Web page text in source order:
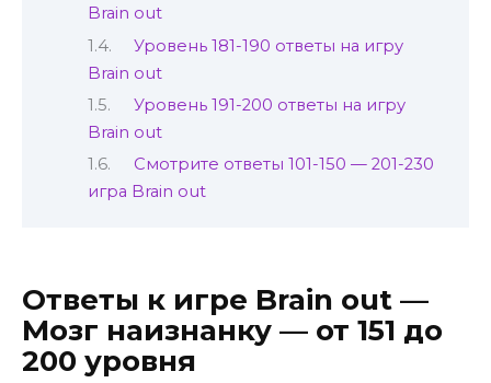
Brain out
Уровень 181-190 ответы на игру
Brain out
Уровень 191-200 ответы на игру
Brain out
Смотрите ответы 101-150 — 201-230
игра Brain out
Ответы к игре Brain out —
Мозг наизнанку — от 151 до
200 уровня